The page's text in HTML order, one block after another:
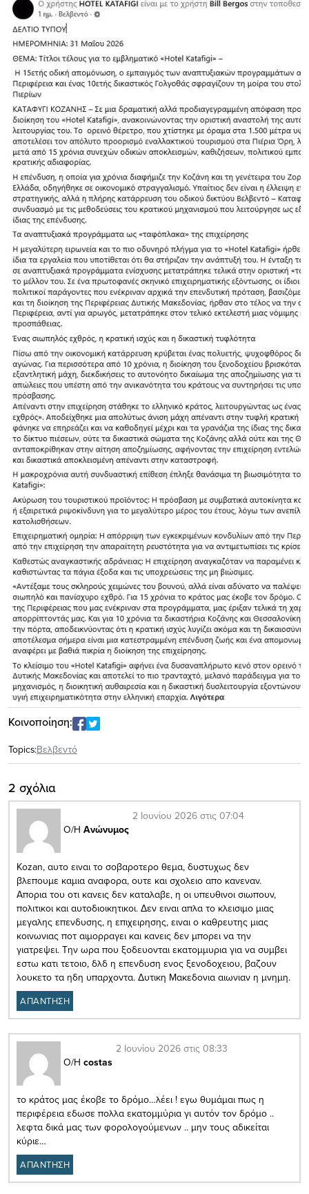
Κοινοποίηση:
Topics:Βελβεντό
2 σχόλια
Ο/Η Ανώνυμος
2 Ιουνίου 2026 στις 07:04
Kozan, αυτο ειναι το σοβαροτερο θεμα, δυστυχως δεν
βλεπουμε καμια αναφορα, ουτε και σχολειο απο κανεναν.
Απορια του οτι κανεις δεν καταλαβε, η οι υπευθινοι σιωπουν,
πολιτικοι και αυτοδιοικητικοι. Δεν ειναι απλα το κλεισιμο μιας
μεγαλης επενδυσης, η επιχειρησης, ειναι ο καθρευτης μιας
κοινωνιας ποτ αιμορραγει και κανεις δεν μπορει να την
γιατρεψει. Την ωρα που ξοδευονται εκατομμυρια για να συμβει
εστω κατι τετοιο, δλδ η επενδυση ενος ξενοδοχειου, βαζουν
λουκετο τα ηδη υπαρχοντα. Δυτικη Μακεδονια αιωνιαν η μνημη.
ΑΠΑΝΤΗΣΗ
Ο/Η costas
2 Ιουνίου 2026 στις 08:33
το κράτος μας έκοβε το δρόμο…λέει ! εγω θυμάμαι πως η
περιφέρεια εδωσε πολλα εκατομμύρια γι αυτόν τον δρόμο ..
λεφτα δικά μας των φορολογούμενων .. μην τους αδικείται
κύριε…
ΑΠΑΝΤΗΣΗ